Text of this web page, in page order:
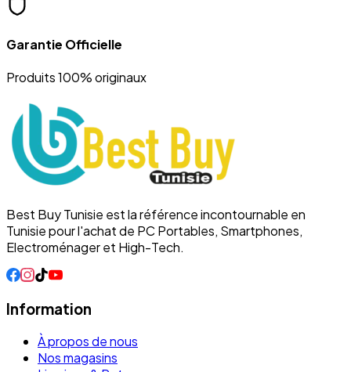
Garantie Officielle
Produits 100% originaux
Best Buy Tunisie est la référence incontournable en
Tunisie pour l'achat de PC Portables, Smartphones,
Electroménager et High-Tech.
Information
À propos de nous
Nos magasins